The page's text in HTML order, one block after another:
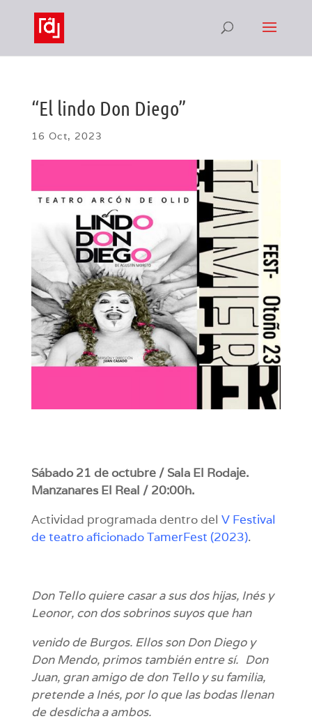
“El lindo Don Diego”
16 Oct, 2023
Sábado 21 de octubre / Sala El Rodaje.
Manzanares El Real / 20:00h.
Actividad programada dentro del V Festival
de teatro aficionado TamerFest (2023).
Don Tello quiere casar a sus dos hijas, Inés y
Leonor, con dos sobrinos suyos que han
venido de Burgos. Ellos son Don Diego y
Don Mendo, primos también entre sí. Don
Juan, gran amigo de don Tello y su familia,
pretende a Inés, por lo que las bodas llenan
de desdicha a ambos.